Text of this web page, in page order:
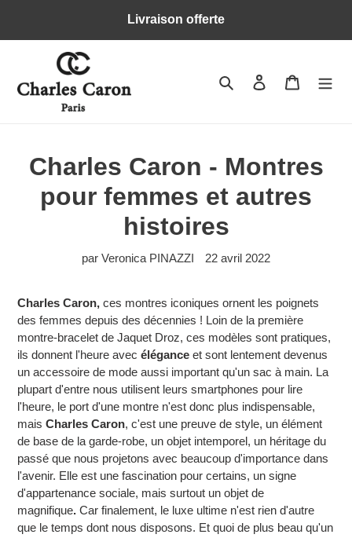
contenu
Livraison offerte
RechercherSe connecter
Panier
Charles Caron - Montres
pour femmes et autres
histoires
par Veronica PINAZZI 22 avril 2022
Charles Caron, ces montres iconiques ornent les poignets
des femmes depuis des décennies ! Loin de la première
montre-bracelet de Jaquet Droz, ces modèles sont pratiques,
ils donnent l'heure avec élégance et sont lentement devenus
un accessoire de mode aussi important qu'un sac à main. La
plupart d'entre nous utilisent leurs smartphones pour lire
l'heure, le port d'une montre n'est donc plus indispensable,
mais Charles Caron, c'est une preuve de style, un élément
de base de la garde-robe, un objet intemporel, un héritage du
passé que nous projetons avec beaucoup d'importance dans
l'avenir. Elle est une fascination pour certains, un signe
d'appartenance sociale, mais surtout un objet de
magnifique. Car finalement, le luxe ultime n'est rien d'autre
que le temps dont nous disposons. Et quoi de plus beau qu'un